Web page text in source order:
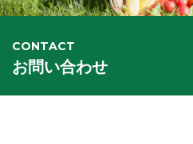
CONTACT
お問い合わせ